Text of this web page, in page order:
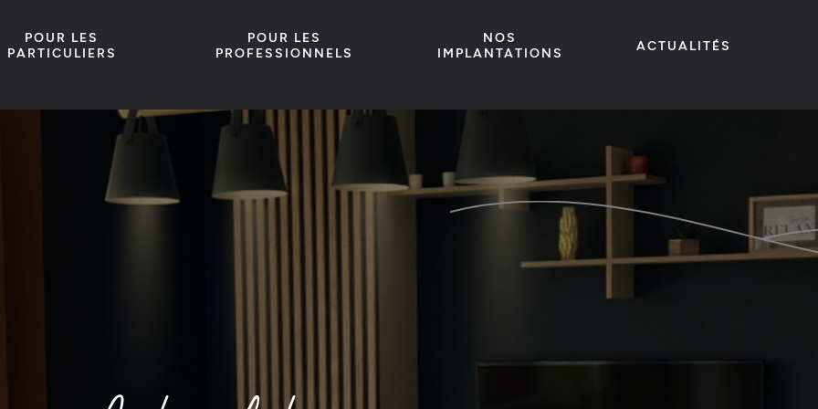
POUR LES
PARTICULIERS
POUR LES
PROFESSIONNELS
NOS
IMPLANTATIONS
ACTUALITÉS